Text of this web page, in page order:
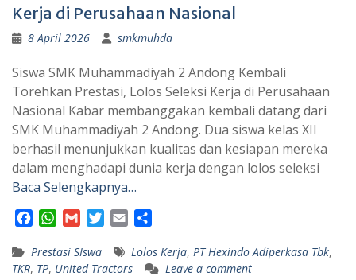
Kerja di Perusahaan Nasional
8 April 2026 smkmuhda
Siswa SMK Muhammadiyah 2 Andong Kembali
Torehkan Prestasi, Lolos Seleksi Kerja di Perusahaan
Nasional Kabar membanggakan kembali datang dari
SMK Muhammadiyah 2 Andong. Dua siswa kelas XII
berhasil menunjukkan kualitas dan kesiapan mereka
dalam menghadapi dunia kerja dengan lolos seleksi
Baca Selengkapnya…
c
e
W
a
t
a
i
t
a
i
a
r
Prestasi SIswa Lolos Kerja, PT Hexindo Adiperkasa Tbk,
TKR, TP, United Tractors Leave a comment